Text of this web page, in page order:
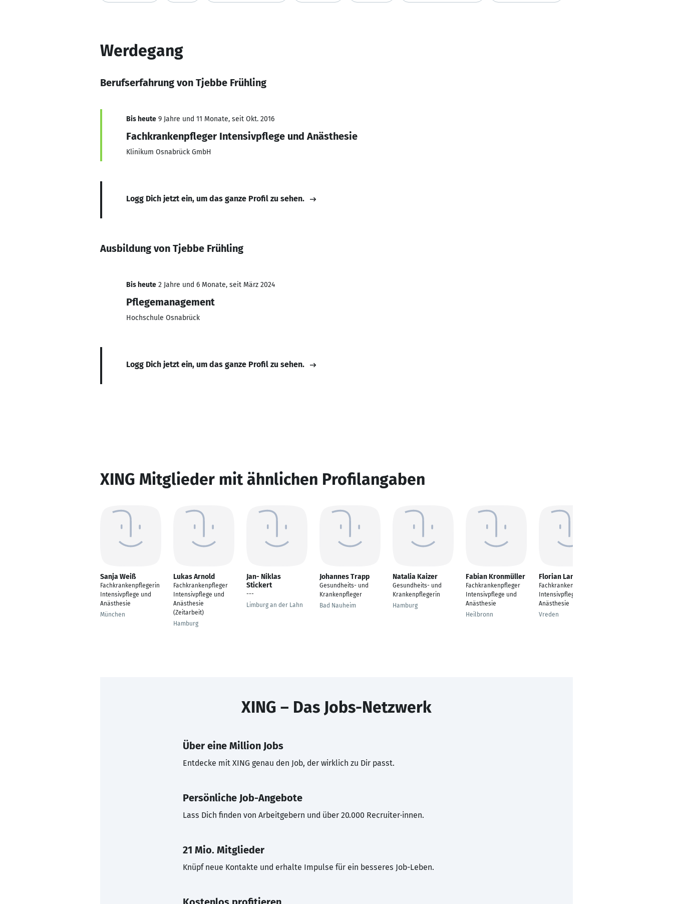
Werdegang
Berufserfahrung von Tjebbe Frühling
Bis heute 9 Jahre und 11 Monate, seit Okt. 2016
Fachkrankenpfleger Intensivpflege und Anästhesie
Klinikum Osnabrück GmbH
Logg Dich jetzt ein, um das ganze Profil zu sehen.
Ausbildung von Tjebbe Frühling
Bis heute 2 Jahre und 6 Monate, seit März 2024
Pflegemanagement
Hochschule Osnabrück
Logg Dich jetzt ein, um das ganze Profil zu sehen.
XING Mitglieder mit ähnlichen Profilangaben
Sanja Weiß
Fachkrankenpflegerin
Intensivpflege und
Anästhesie
München
Lukas Arnold
Fachkrankenpfleger
Intensivpflege und
Anästhesie
(Zeitarbeit)
Hamburg
Jan- Niklas
Stickert
---
Limburg an der Lahn
Johannes Trapp
Gesundheits- und
Krankenpfleger
Bad Nauheim
Natalia Kaizer
Gesundheits- und
Krankenpflegerin
Hamburg
Fabian Kronmüller
Fachkrankenpfleger
Intensivpflege und
Anästhesie
Heilbronn
Florian Lansing
Fachkrankenpfleger
Intensivpflege und
Anästhesie
Vreden
XING – Das Jobs-Netzwerk
Über eine Million Jobs
Entdecke mit XING genau den Job, der wirklich zu Dir passt.
Persönliche Job-Angebote
Lass Dich finden von Arbeitgebern und über 20.000 Recruiter·innen.
21 Mio. Mitglieder
Knüpf neue Kontakte und erhalte Impulse für ein besseres Job-Leben.